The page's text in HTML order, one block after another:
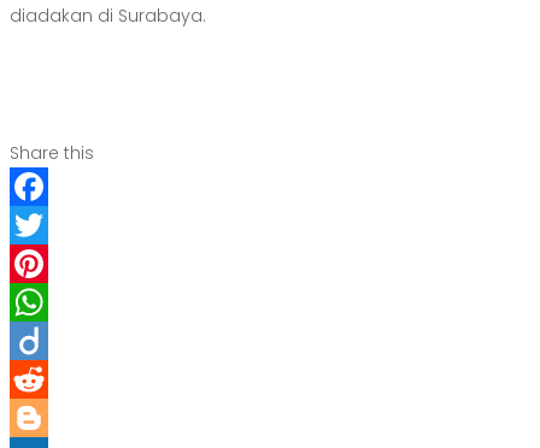
diadakan di Surabaya.
Share this
Facebook
Twitter
Pinterest
WhatsApp
Diigo
Reddit